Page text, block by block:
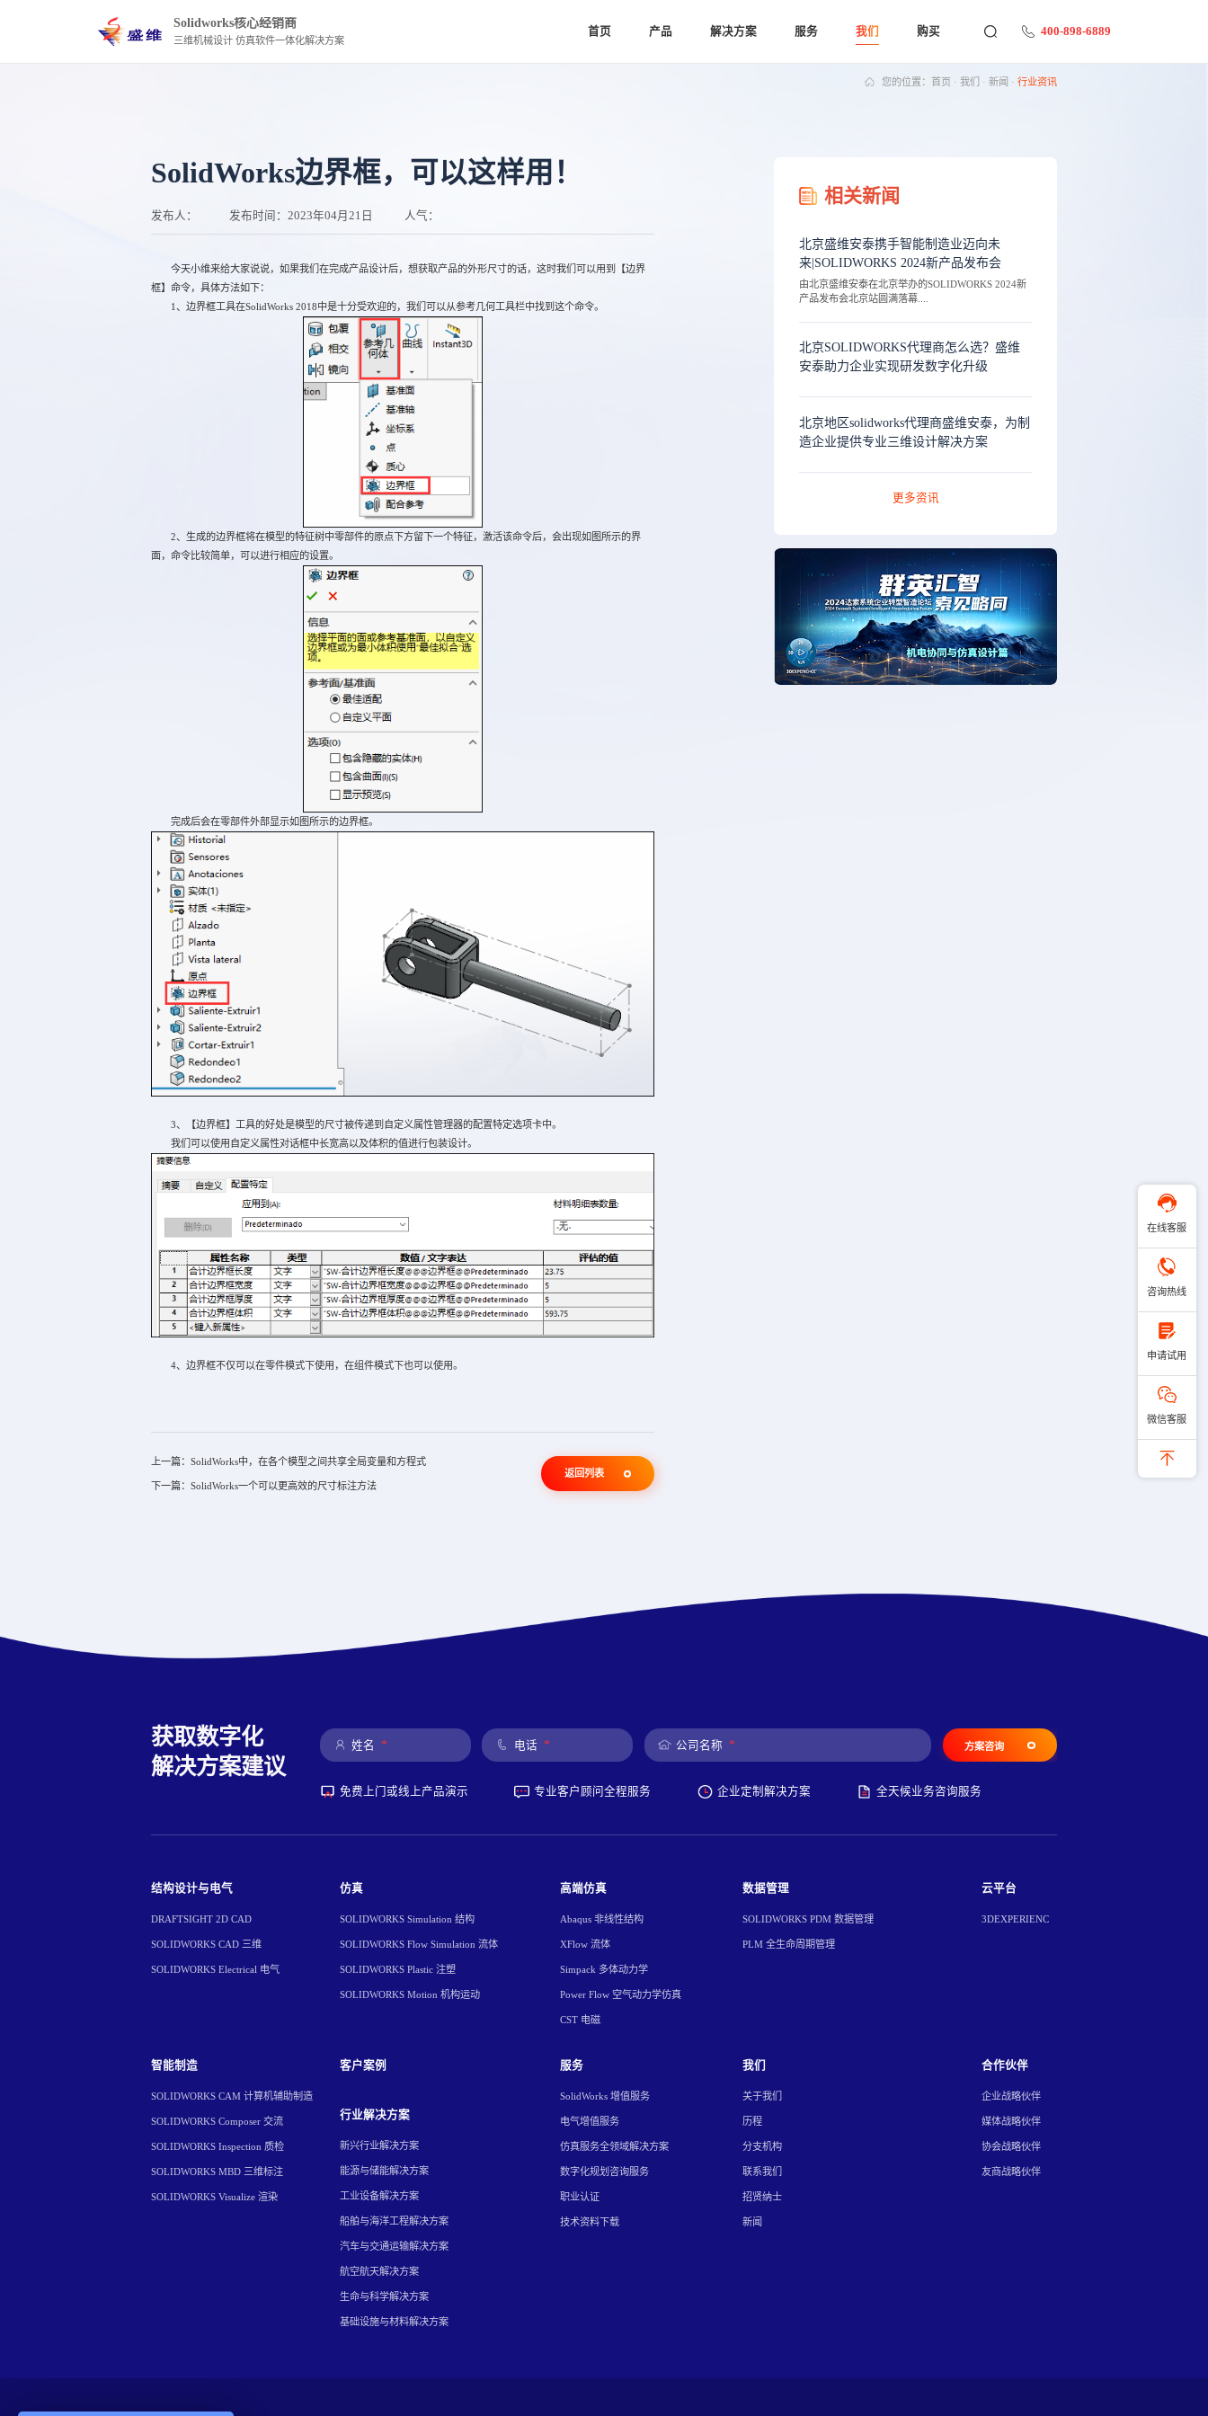
Solidworks核心经销商
三维机械设计 仿真软件一体化解决方案
首页 产品 解决方案 服务 我们 购买 400-898-6889
您的位置： 首页 · 我们 · 新闻 · 行业资讯
SolidWorks边界框，可以这样用！
发布人： 发布时间： 2023年04月21日 人气：
今天小维来给大家说说，如果我们在完成产品设计后，想获取产品的外形尺寸的话，这时我们可以用到【边界
框】命令，具体方法如下：
1、边界框工具在SolidWorks 2018中是十分受欢迎的，我们可以从参考几何工具栏中找到这个命令。
2、生成的边界框将在模型的特征树中零部件的原点下方留下一个特征，激活该命令后，会出现如图所示的界
面，命令比较简单，可以进行相应的设置。
完成后会在零部件外部显示如图所示的边界框。
3、【边界框】工具的好处是模型的尺寸被传递到自定义属性管理器的配置特定选项卡中。
我们可以使用自定义属性对话框中长宽高以及体积的值进行包装设计。
4、边界框不仅可以在零件模式下使用，在组件模式下也可以使用。
上一篇：SolidWorks中，在各个模型之间共享全局变量和方程式
下一篇：SolidWorks一个可以更高效的尺寸标注方法
返回列表
相关新闻
北京盛维安泰携手智能制造业迈向未
来|SOLIDWORKS 2024新产品发布会
由北京盛维安泰在北京举办的SOLIDWORKS 2024新
产品发布会北京站圆满落幕....
北京SOLIDWORKS代理商怎么选？盛维
安泰助力企业实现研发数字化升级
北京地区solidworks代理商盛维安泰，为制
造企业提供专业三维设计解决方案
更多资讯
获取数字化
解决方案建议
姓名 * 电话 * 公司名称 * 方案咨询
免费上门或线上产品演示 专业客户顾问全程服务 企业定制解决方案 全天候业务咨询服务
结构设计与电气
DRAFTSIGHT 2D CAD
SOLIDWORKS CAD 三维
SOLIDWORKS Electrical 电气
仿真
SOLIDWORKS Simulation 结构
SOLIDWORKS Flow Simulation 流体
SOLIDWORKS Plastic 注塑
SOLIDWORKS Motion 机构运动
高端仿真
Abaqus 非线性结构
XFlow 流体
Simpack 多体动力学
Power Flow 空气动力学仿真
CST 电磁
数据管理
SOLIDWORKS PDM 数据管理
PLM 全生命周期管理
云平台
3DEXPERIENC
智能制造
SOLIDWORKS CAM 计算机辅助制造
SOLIDWORKS Composer 交流
SOLIDWORKS Inspection 质检
SOLIDWORKS MBD 三维标注
SOLIDWORKS Visualize 渲染
客户案例
行业解决方案
新兴行业解决方案
能源与储能解决方案
工业设备解决方案
船舶与海洋工程解决方案
汽车与交通运输解决方案
航空航天解决方案
生命与科学解决方案
基础设施与材料解决方案
服务
SolidWorks 增值服务
电气增值服务
仿真服务全领域解决方案
数字化规划咨询服务
职业认证
技术资料下载
我们
关于我们
历程
分支机构
联系我们
招贤纳士
新闻
合作伙伴
企业战略伙伴
媒体战略伙伴
协会战略伙伴
友商战略伙伴
在线客服
咨询热线
申请试用
微信客服